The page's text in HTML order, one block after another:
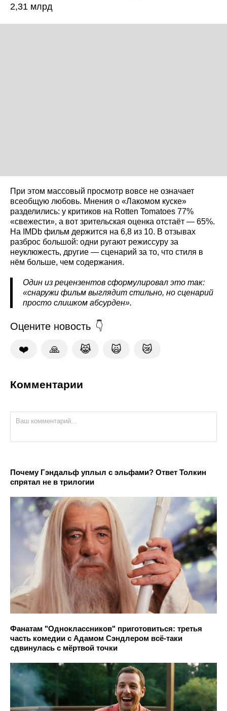
2,31 млрд
При этом массовый просмотр вовсе не означает
всеобщую любовь. Мнения о «Лакомом куске»
разделились: у критиков на Rotten Tomatoes 77%
«свежести», а вот зрительская оценка отстаёт — 65%.
На IMDb фильм держится на 6,8 из 10. В отзывах
разброс большой: одни ругают режиссуру за
неуклюжесть, другие — сценарий за то, что стиля в
нём больше, чем содержания.
Один из рецензентов сформулировал это так:
«снаружи фильм выглядит стильно, но сценарий
просто слишком абсурден».
Оцените новость
❤️ 🙏 😹 🙀 😿
Комментарии
Почему Гэндальф уплыл с эльфами? Ответ Толкин
спрятал не в трилогии
Фанатам "Одноклассников" приготовиться: третья
часть комедии с Адамом Сэндлером всё-таки
сдвинулась с мёртвой точки